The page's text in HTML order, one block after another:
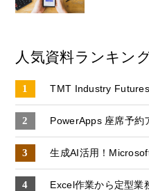
人気資料ランキン
TMT Industry
PowerApps 座席予約
生成AI活用！
Excel作業から定型業